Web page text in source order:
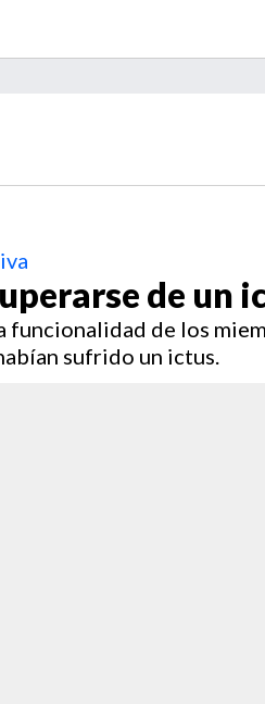
de un
funcionalidad de los
sufrido un ictus.